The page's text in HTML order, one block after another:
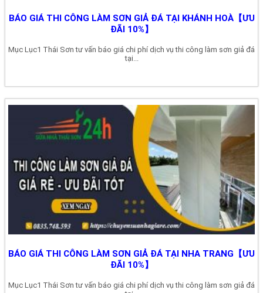
BÁO GIÁ THI CÔNG LÀM SƠN GIẢ ĐÁ TẠI KHÁNH HOÀ【ƯU
ĐÃI 10%】
Mục Lục1 Thái Sơn tư vấn báo giá chi phí dịch vụ thi công làm sơn giả đá
tại...
BÁO GIÁ THI CÔNG LÀM SƠN GIẢ ĐÁ TẠI NHA TRANG【ƯU
ĐÃI 10%】
Mục Lục1 Thái Sơn tư vấn báo giá chi phí dịch vụ thi công làm sơn giả đá